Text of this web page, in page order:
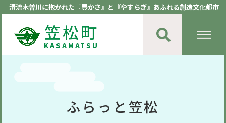
清流木曽川に抱かれた『豊かさ』と『やすらぎ』あふれる創造文化都市
笠松町
KASAMATSU
ふらっと笠松